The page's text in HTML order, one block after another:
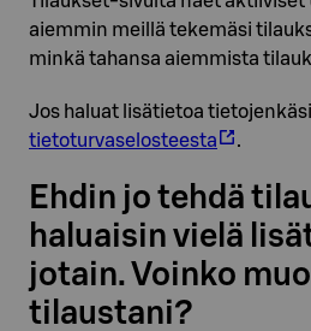
aiemmin meillä tekemäsi
minkä tahansa aiemmista
Jos haluat lisätietoa
tietoturvaselosteesta
.
Ehdin jo tehdä
haluaisin vielä
jotain. Voinko
tilaustani?